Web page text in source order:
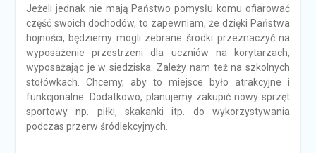
Jeżeli jednak nie mają Państwo pomysłu komu ofiarować
część swoich dochodów, to zapewniam, że dzięki Państwa
hojności, będziemy mogli zebrane środki przeznaczyć na
wyposażenie przestrzeni dla uczniów na korytarzach,
wyposażając je w siedziska. Zależy nam też na szkolnych
stołówkach. Chcemy, aby to miejsce było atrakcyjne i
funkcjonalne. Dodatkowo, planujemy zakupić nowy sprzęt
sportowy np. piłki, skakanki itp. do wykorzystywania
podczas przerw śródlekcyjnych.